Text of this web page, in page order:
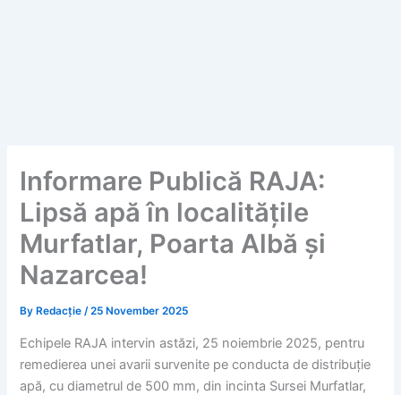
Informare Publică RAJA:
Lipsă apă în localitățile
Murfatlar, Poarta Albă și
Nazarcea!
By Redacție/25 November 2025
Echipele RAJA intervin astăzi, 25 noiembrie 2025, pentru
remedierea unei avarii survenite pe conducta de distribuție
apă, cu diametrul de 500 mm, din incinta Sursei Murfatlar,